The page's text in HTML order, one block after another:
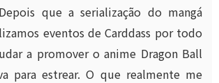
que a serialização do mangá
eventos de Carddass por todo
a promover o anime Dragon Ball
para estrear. O que realmente me